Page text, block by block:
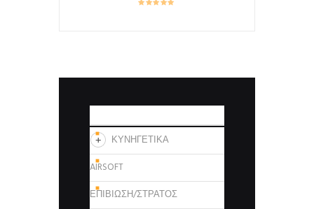
ΚΥΝΗΓΕΤΙΚΑ
AIRSOFT
ΕΠΙΒΙΩΣΗ/ΣΤΡΑΤΟΣ